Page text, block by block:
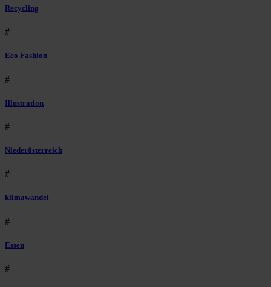
Recycling
#
Eco Fashion
#
Illustration
#
Niederösterreich
#
klimawandel
#
Essen
#